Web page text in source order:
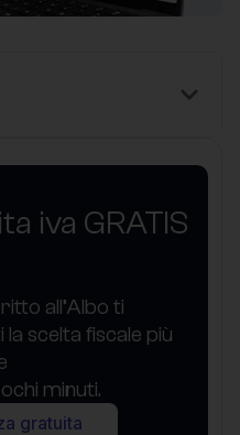
iva GRATIS
all’Albo ti
scelta fiscale più
minuti.
gratuita